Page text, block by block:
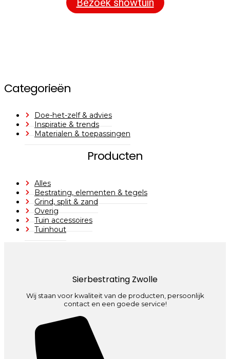
Categorieën
Doe-het-zelf & advies
Inspiratie & trends
Materialen & toepassingen
Producten
Alles
Bestrating, elementen & tegels
Grind, split & zand
Overig
Tuin accessoires
Tuinhout
Sierbestrating Zwolle
Wij staan voor kwaliteit van de producten, persoonlijk
contact en een goede service!